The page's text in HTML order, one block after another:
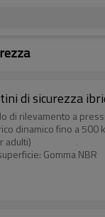
di sicurezza
di rilevamento a
dinamico fino a 500
adulti)
Gomma NBR